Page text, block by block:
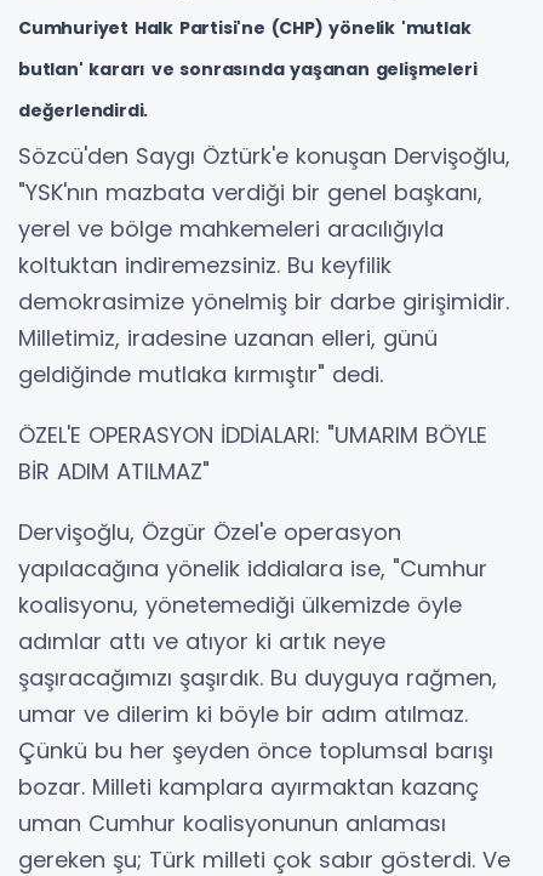
Cumhuriyet Halk Partisi'ne (CHP) yönelik 'mutlak
butlan' kararı ve sonrasında yaşanan gelişmeleri
değerlendirdi.
Sözcü'den Saygı Öztürk'e konuşan Dervişoğlu,
"YSK'nın mazbata verdiği bir genel başkanı,
yerel ve bölge mahkemeleri aracılığıyla
koltuktan indiremezsiniz. Bu keyfilik
demokrasimize yönelmiş bir darbe girişimidir.
Milletimiz, iradesine uzanan elleri, günü
geldiğinde mutlaka kırmıştır" dedi.
ÖZEL'E OPERASYON İDDİALARI: "UMARIM BÖYLE
BİR ADIM ATILMAZ"
Dervişoğlu, Özgür Özel'e operasyon
yapılacağına yönelik iddialara ise, "Cumhur
koalisyonu, yönetemediği ülkemizde öyle
adımlar attı ve atıyor ki artık neye
şaşıracağımızı şaşırdık. Bu duyguya rağmen,
umar ve dilerim ki böyle bir adım atılmaz.
Çünkü bu her şeyden önce toplumsal barışı
bozar. Milleti kamplara ayırmaktan kazanç
uman Cumhur koalisyonunun anlaması
gereken şu; Türk milleti çok sabır gösterdi. Ve